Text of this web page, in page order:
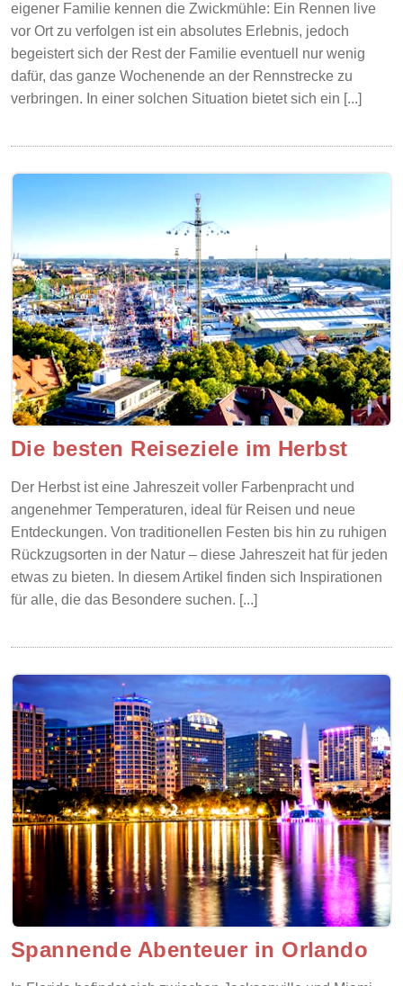
eigener Familie kennen die Zwickmühle: Ein Rennen live
vor Ort zu verfolgen ist ein absolutes Erlebnis, jedoch
begeistert sich der Rest der Familie eventuell nur wenig
dafür, das ganze Wochenende an der Rennstrecke zu
verbringen. In einer solchen Situation bietet sich ein [...]
Die besten Reiseziele im Herbst
Der Herbst ist eine Jahreszeit voller Farbenpracht und
angenehmer Temperaturen, ideal für Reisen und neue
Entdeckungen. Von traditionellen Festen bis hin zu ruhigen
Rückzugsorten in der Natur – diese Jahreszeit hat für jeden
etwas zu bieten. In diesem Artikel finden sich Inspirationen
für alle, die das Besondere suchen. [...]
Spannende Abenteuer in Orlando